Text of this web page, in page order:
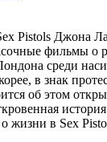
Pistols Джона
фильмы о
среди
в знак
об этом
жизни в Sex